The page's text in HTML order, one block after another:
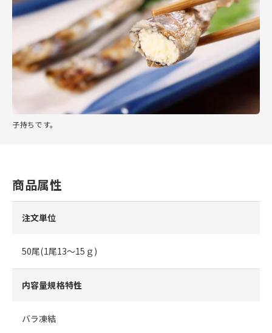
子持ちです。
商品属性
注文単位
50尾(1尾13～15ｇ)
内容量規格特性
バラ凍結